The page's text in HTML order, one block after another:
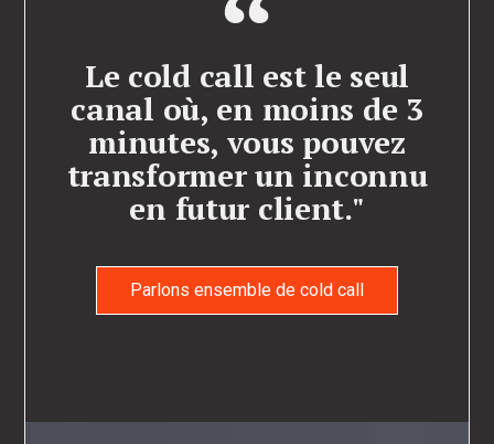
Le cold call est le seul
canal où, en moins de 3
minutes, vous pouvez
transformer un inconnu
en futur client."
Parlons ensemble de cold call